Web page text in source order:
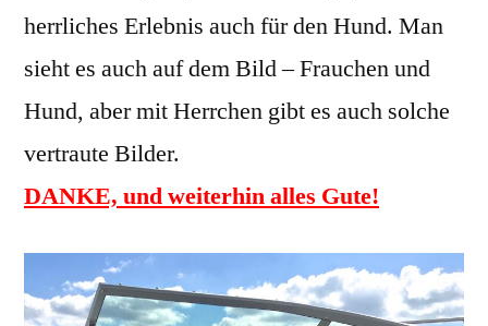
herrliches Erlebnis auch für den Hund. Man
sieht es auch auf dem Bild – Frauchen und
Hund, aber mit Herrchen gibt es auch solche
vertraute Bilder.
DANKE, und weiterhin alles Gute!